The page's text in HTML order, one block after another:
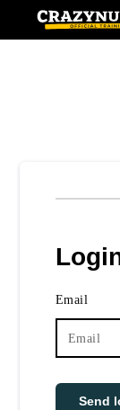
Email
Send